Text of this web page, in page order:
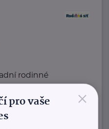
rodinné
...
×
pro vaše